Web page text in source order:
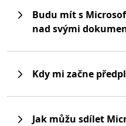
Budu mít s
nad svými
Kdy mi začne
Jak můžu sdílet